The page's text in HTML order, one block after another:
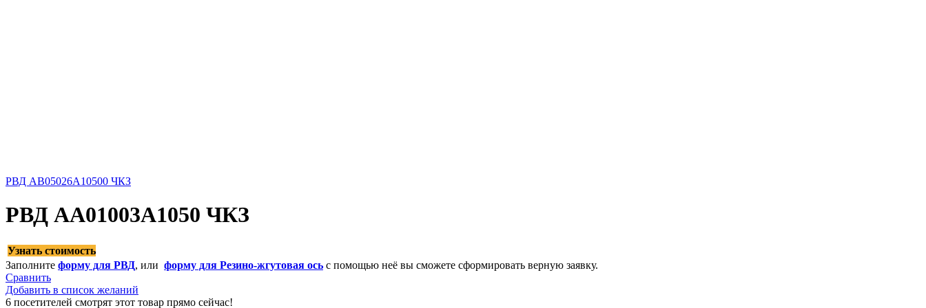
РВД AB05026A10500 ЧКЗ
РВД AA01003A1050 ЧКЗ
Узнать стоимость
Заполните форму для РВД, или форму для Резино-жгутовая ось с помощью неё вы сможете сформировать верную заявку.
Сравнить
Добавить в список желаний
6 посетителей смотрят этот товар прямо сейчас!